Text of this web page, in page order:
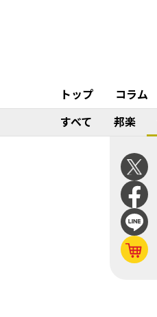
トップ コラム
すべて
邦楽